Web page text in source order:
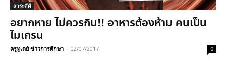
สาระดีดี
อยากหาย ไม่ควรกิน!! อาหารต้องห้าม คนเป็น
ไมเกรน
ครูทูเดย์ ข่าวการศึกษา - 02/07/2017 0